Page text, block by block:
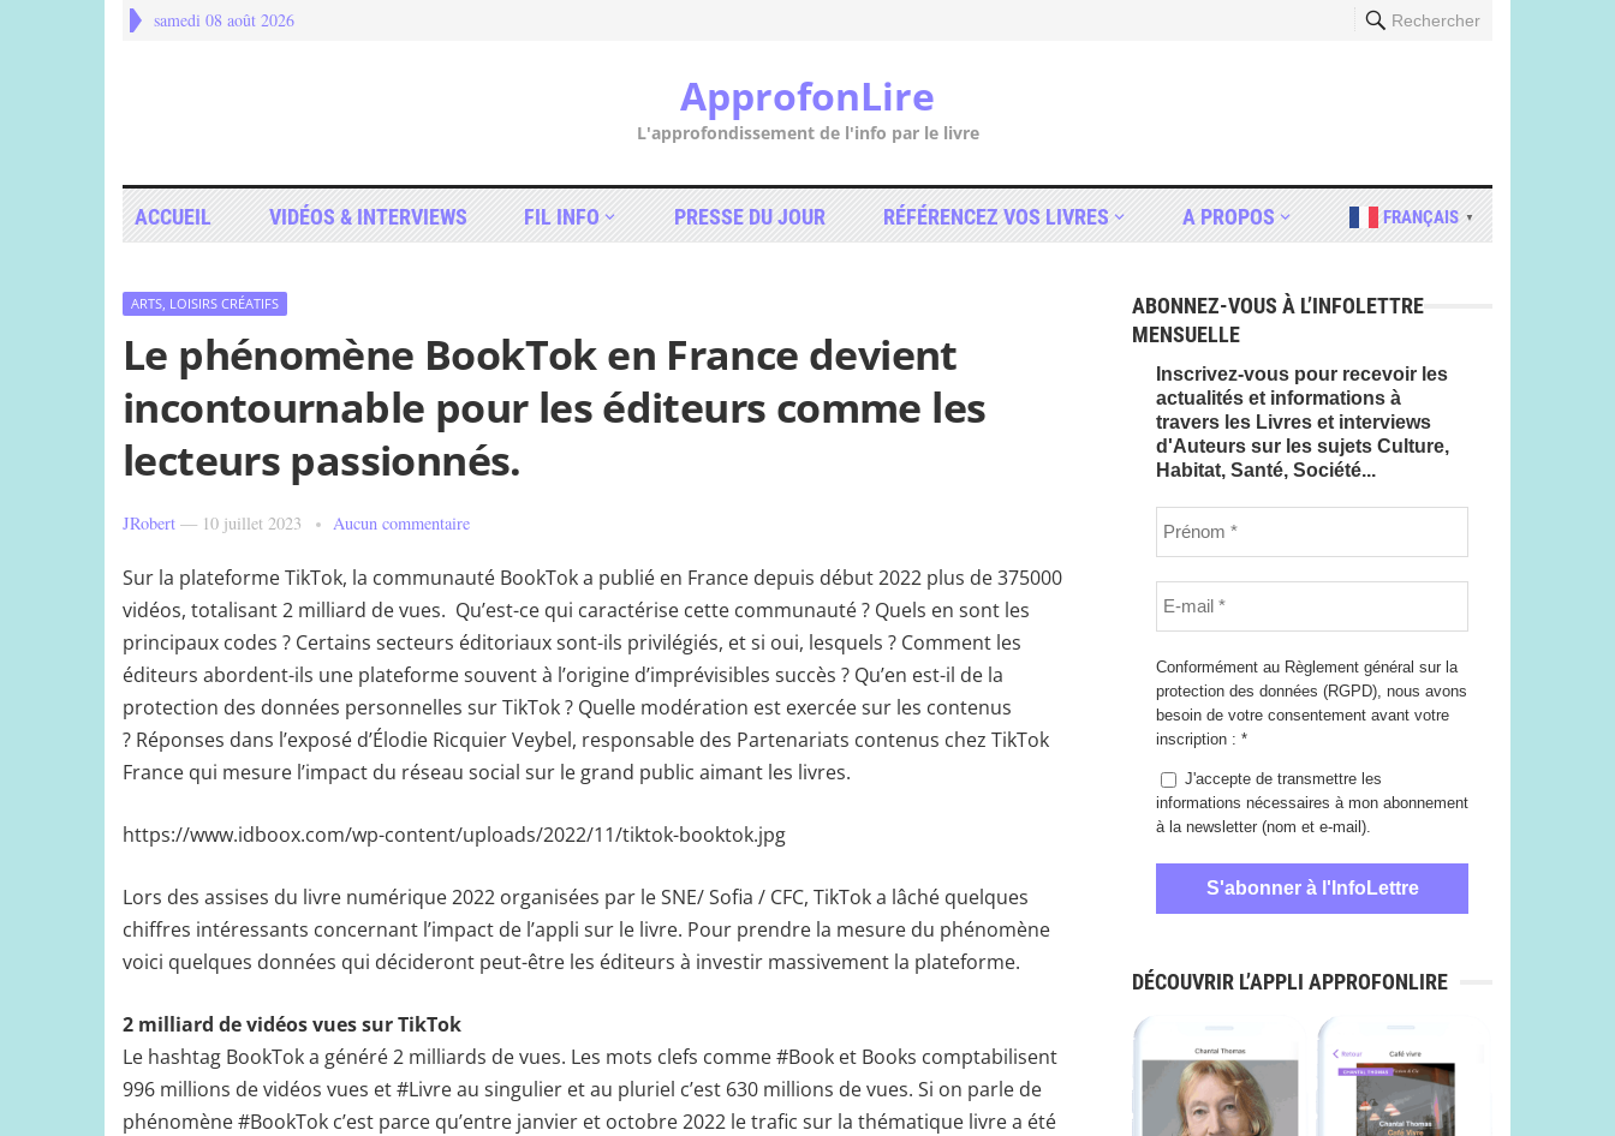
samedi 08 août 2026 Rechercher
ApprofonLire
L'approfondissement de l'info par le livre
ACCUEIL VIDÉOS & INTERVIEWS FIL INFO PRESSE DU JOUR RÉFÉRENCEZ VOS LIVRES A PROPOS FRANÇAIS ▼
ARTS, LOISIRS CRÉATIFS
Le phénomène BookTok en France devient
incontournable pour les éditeurs comme les
lecteurs passionnés.
JRobert — 10 juillet 2023 Aucun commentaire
Sur la plateforme TikTok, la communauté BookTok a publié en France depuis début 2022 plus de 375000
vidéos, totalisant 2 milliard de vues. Qu’est-ce qui caractérise cette communauté ? Quels en sont les
principaux codes ? Certains secteurs éditoriaux sont-ils privilégiés, et si oui, lesquels ? Comment les
éditeurs abordent-ils une plateforme souvent à l’origine d’imprévisibles succès ? Qu’en est-il de la
protection des données personnelles sur TikTok ? Quelle modération est exercée sur les contenus
? Réponses dans l’exposé d’Élodie Ricquier Veybel, responsable des Partenariats contenus chez TikTok
France qui mesure l’impact du réseau social sur le grand public aimant les livres.
https://www.idboox.com/wp-content/uploads/2022/11/tiktok-booktok.jpg
Lors des assises du livre numérique 2022 organisées par le SNE/ Sofia / CFC, TikTok a lâché quelques
chiffres intéressants concernant l’impact de l’appli sur le livre. Pour prendre la mesure du phénomène
voici quelques données qui décideront peut-être les éditeurs à investir massivement la plateforme.
2 milliard de vidéos vues sur TikTok
Le hashtag BookTok a généré 2 milliards de vues. Les mots clefs comme #Book et Books comptabilisent
996 millions de vidéos vues et #Livre au singulier et au pluriel c’est 630 millions de vues. Si on parle de
phénomène #BookTok c’est parce qu’entre janvier et octobre 2022 le trafic sur la thématique livre a été
ABONNEZ-VOUS À L’INFOLETTRE
MENSUELLE
Inscrivez-vous pour recevoir les
actualités et informations à
travers les Livres et interviews
d'Auteurs sur les sujets Culture,
Habitat, Santé, Société...
Conformément au Règlement général sur la
protection des données (RGPD), nous avons
besoin de votre consentement avant votre
inscription : *
J'accepte de transmettre les
informations nécessaires à mon abonnement
à la newsletter (nom et e-mail).
DÉCOUVRIR L’APPLI APPROFONLIRE